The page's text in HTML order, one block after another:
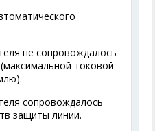
не сопровождалось
токовой
сопровождалось
защиты линии.